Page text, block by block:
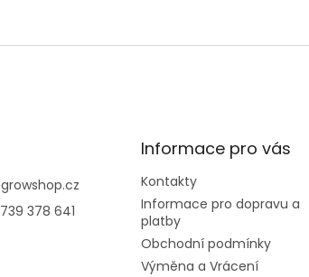
growshop.cz
378 641
Informace pro vás
Kontakty
Informace pro dopravu a
platby
Obchodní podmínky
Výměna a Vrácení